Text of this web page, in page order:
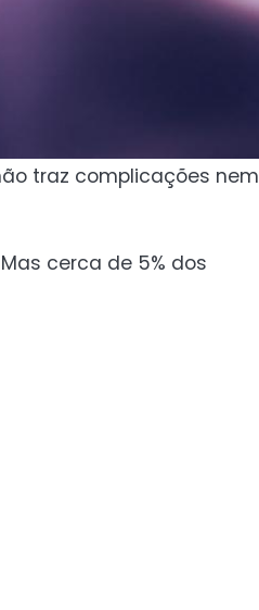
traz complicações nem
cerca de 5% dos